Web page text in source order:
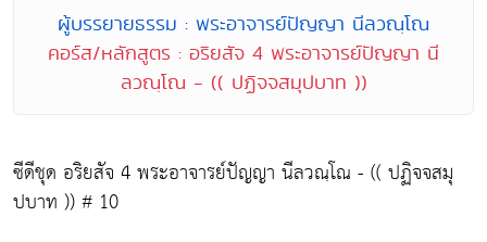
ผู้บรรยายธรรม : พระอาจารย์ปัญญา นีลวณฺโณ
คอร์ส/หลักสูตร : อริยสัจ 4 พระอาจารย์ปัญญา นี
ลวณฺโณ - (( ปฏิจจสมุปบาท ))
ซีดีชุด อริยสัจ 4 พระอาจารย์ปัญญา นีลวณฺโณ - (( ปฏิจจสมุ
ปบาท )) # 10